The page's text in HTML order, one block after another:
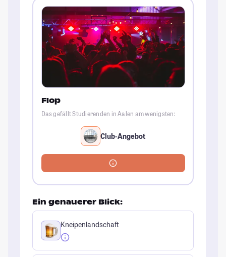
Flop
Das gefällt Studierenden in Aalen am wenigsten:
Club-Angebot
Ein genauerer Blick:
Kneipenlandschaft